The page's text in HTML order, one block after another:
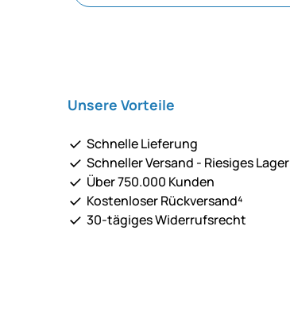
Unsere Vorteile
Schnelle Lieferung
Schneller Versand - Riesiges Lager
Über 750.000 Kunden
Kostenloser Rückversand⁴
30-tägiges Widerrufsrecht